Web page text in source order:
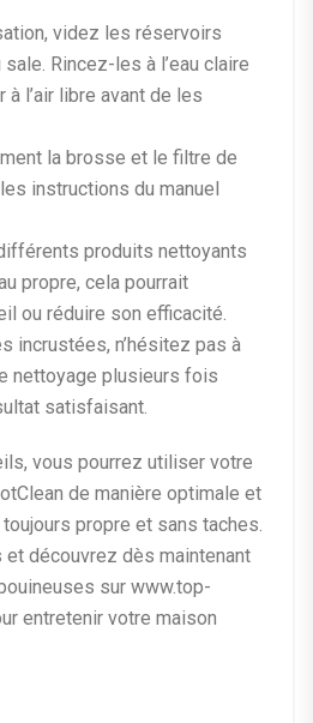
videz les réservoirs
sale. Rincez-les à l’eau claire
l’air libre avant de les
la brosse et le filtre de
instructions du manuel
produits nettoyants
propre, cela pourrait
ou réduire son efficacité.
incrustées, n’hésitez pas à
nettoyage plusieurs fois
satisfaisant.
vous pourrez utiliser votre
de manière optimale et
propre et sans taches.
et découvrez dès maintenant
sur www.top-
entretenir votre maison